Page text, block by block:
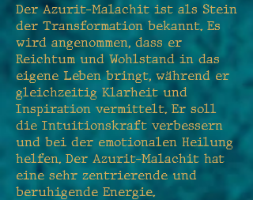
Der Azurit-Malachit ist als Stein
der Transformation bekannt. Es
wird angenommen, dass er
Reichtum und Wohlstand in das
eigene Leben bringt, während er
gleichzeitig Klarheit und
Inspiration vermittelt. Er soll
die Intuitionskraft verbessern
und bei der emotionalen Heilung
helfen. Der Azurit-Malachit hat
eine sehr zentrierende und
beruhigende Energie.